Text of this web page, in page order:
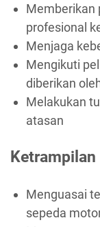
Memberikan
profesional
Menjaga
Mengikuti
diberikan
Melakukan
atasan
Ketrampilan
Menguasai
sepeda